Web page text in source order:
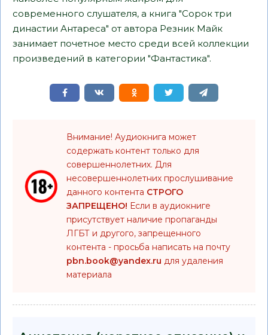
современного слушателя, а книга "Сорок три
династии Антареса" от автора Резник Майк
занимает почетное место среди всей коллекции
произведений в категории "Фантастика".
Внимание! Аудиокнига может
содержать контент только для
совершеннолетних. Для
несовершеннолетних прослушивание
данного контента СТРОГО
ЗАПРЕЩЕНО! Если в аудиокниге
присутствует наличие пропаганды
ЛГБТ и другого, запрещенного
контента - просьба написать на почту
pbn.book@yandex.ru для удаления
материала